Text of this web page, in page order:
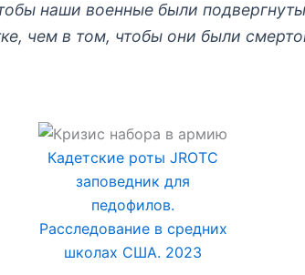
наши военные были
чем в том, чтобы они были
Кадетские роты JROTC
заповедник для
педофилов.
Расследование в средних
школах США. 2023